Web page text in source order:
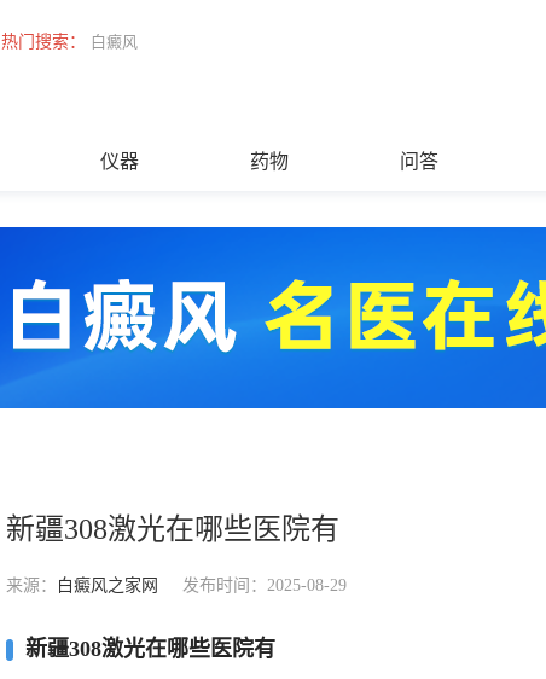
热门搜索： 白癜风
仪器 药物 问答
新疆308激光在哪些医院有
来源： 白癜风之家网 发布时间：2025-08-29
新疆308激光在哪些医院有